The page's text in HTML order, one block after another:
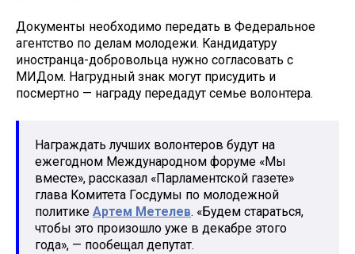
Документы необходимо передать в Федеральное
агентство по делам молодежи. Кандидатуру
иностранца-добровольца нужно согласовать с
МИДом. Нагрудный знак могут присудить и
посмертно — награду передадут семье волонтера.
Награждать лучших волонтеров будут на
ежегодном Международном форуме «Мы
вместе», рассказал «Парламентской газете»
глава Комитета Госдумы по молодежной
политике Артем Метелев. «Будем стараться,
чтобы это произошло уже в декабре этого
года», — пообещал депутат.